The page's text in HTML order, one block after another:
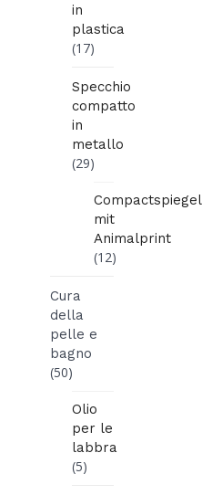
in
plastica
(17)
Specchio
compatto
in
metallo
(29)
Compactspiegel
mit
Animalprint
(12)
Cura
della
pelle e
bagno
(50)
Olio
per le
labbra
(5)